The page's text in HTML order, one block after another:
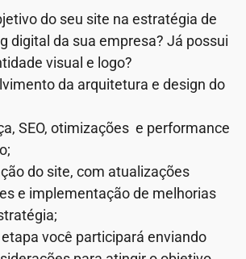
do seu site na estratégia de
digital da sua empresa? Já possui
visual e logo?
da arquitetura e design do
SEO, otimizações e performance
do site, com atualizações
e implementação de melhorias
você participará enviando